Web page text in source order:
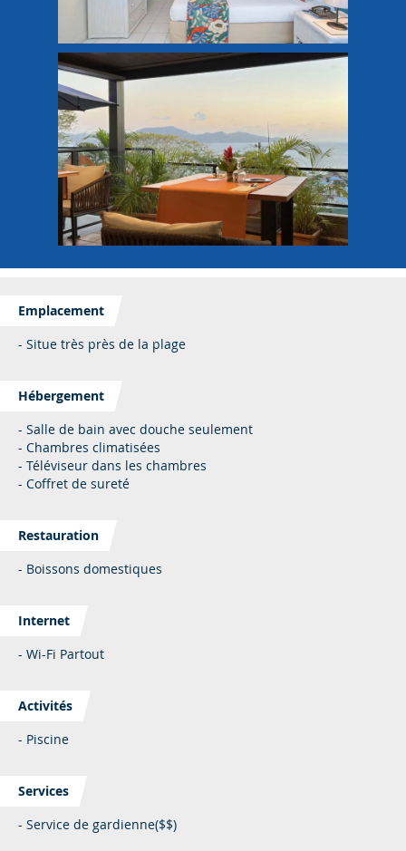
Emplacement
- Situe très près de la plage
Hébergement
- Salle de bain avec douche seulement
- Chambres climatisées
- Téléviseur dans les chambres
- Coffret de sureté
Restauration
- Boissons domestiques
Internet
- Wi-Fi Partout
Activités
- Piscine
Services
- Service de gardienne($$)